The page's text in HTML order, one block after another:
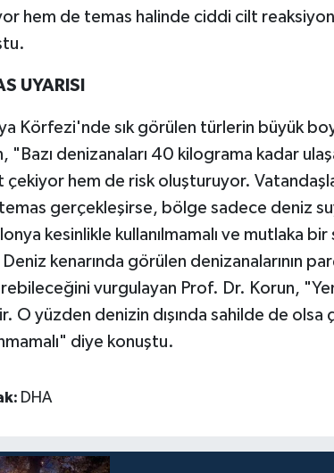
hem de temas halinde ciddi cilt
UYARISI
Körfezi'nde sık görülen türlerin büyük
"Bazı denizanaları 40 kilograma kadar
çekiyor hem de risk oluşturuyor.
gerçekleşirse, bölge sadece deniz
kesinlikle kullanılmamalı ve mutlaka bir
kenarında görülen denizanalarının
vurgulayan Prof. Dr. Korun,
O yüzden denizin dışında sahilde de
diye konuştu.
DHA